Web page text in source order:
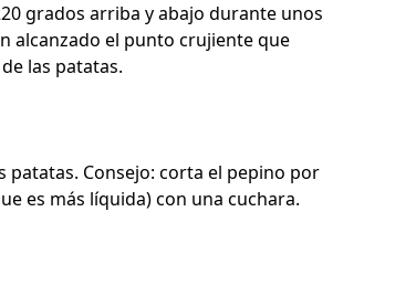
grados arriba y abajo durante unos
alcanzado el punto crujiente que
las patatas.
patatas. Consejo: corta el pepino por
es más líquida) con una cuchara.